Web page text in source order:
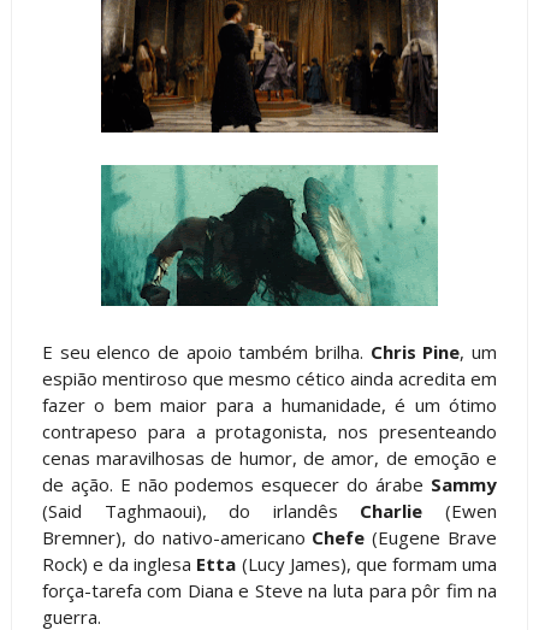
E seu elenco de apoio também brilha. Chris Pine, um
espião mentiroso que mesmo cético ainda acredita em
fazer o bem maior para a humanidade, é um ótimo
contrapeso para a protagonista, nos presenteando
cenas maravilhosas de humor, de amor, de emoção e
de ação. E não podemos esquecer do árabe Sammy
(Said Taghmaoui), do irlandês Charlie (Ewen
Bremner), do nativo-americano Chefe (Eugene Brave
Rock) e da inglesa Etta (Lucy James), que formam uma
força-tarefa com Diana e Steve na luta para pôr fim na
guerra.